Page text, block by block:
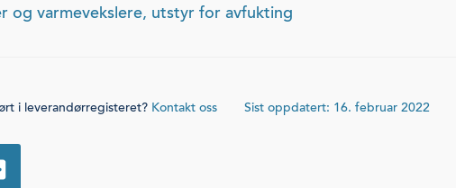
og varmevekslere, utstyr for avfukting
i leverandørregisteret? Kontakt oss Sist oppdatert: 16. februar 2022